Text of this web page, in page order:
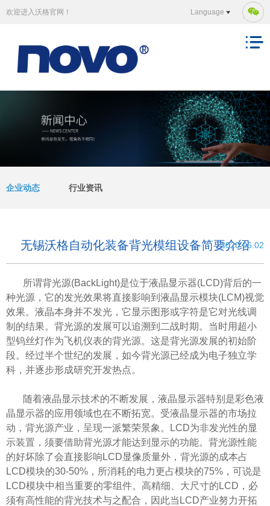
欢迎进入沃格官网！ Language
企业动态 行业资讯
无锡沃格自动化装备背光模组设备简要介绍
2020.06.02
所谓背光源(BackLight)是位于液晶显示器(LCD)背后的一
种光源，它的发光效果将直接影响到液晶显示模块(LCM)视觉
效果。液晶本身并不发光，它显示图形或字符是它对光线调
制的结果。背光源的发展可以追溯到二战时期。当时用超小
型钨丝灯作为飞机仪表的背光源。这是背光源发展的初始阶
段。经过半个世纪的发展，如今背光源已经成为电子独立学
科，并逐步形成研究开发热点。
随着液晶显示技术的不断发展，液晶显示器特别是彩色液
晶显示器的应用领域也在不断拓宽。受液晶显示器的市场拉
动，背光源产业，呈现一派繁荣景象。
LCD为非发光性的显
示装置，须要借助背光源才能达到显示的功能。背光源性能
的好坏除了会直接影响 LCD显像质量外，背光源的成本占
LCD模块的30-50% ，所消耗的电力更占模块的75% ，可说是
LCD模块中相当重要的零组件。高精细、大尺寸的 LCD ，必
须有高性能的背光技术与之配合，因此当 LCD产业努力开拓